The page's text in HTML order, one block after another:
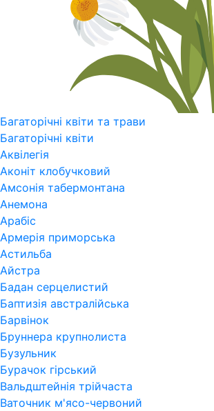
Багаторічні квіти та трави
Багаторічні квіти
Аквілегія
Аконіт клобучковий
Амсонія табермонтана
Анемона
Арабіс
Армерія приморська
Астильба
Айстра
Бадан серцелистий
Баптизія австралійська
Барвінок
Бруннера крупнолиста
Бузульник
Бурачок гірський
Вальдштейнія трійчаста
Ваточник м'ясо-червоний